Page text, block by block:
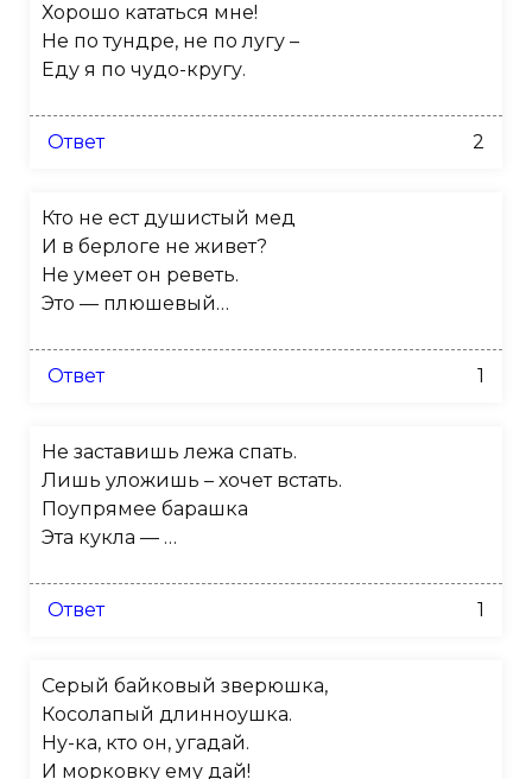
Хорошо кататься мне!
Не по тундре, не по лугу –
Еду я по чудо-кругу.
Ответ 2
Кто не ест душистый мед
И в берлоге не живет?
Не умеет он реветь.
Это — плюшевый…
Ответ 1
Не заставишь лежа спать.
Лишь уложишь – хочет встать.
Поупрямее барашка
Эта кукла — …
Ответ 1
Серый байковый зверюшка,
Косолапый длинноушка.
Ну-ка, кто он, угадай.
И морковку ему дай!